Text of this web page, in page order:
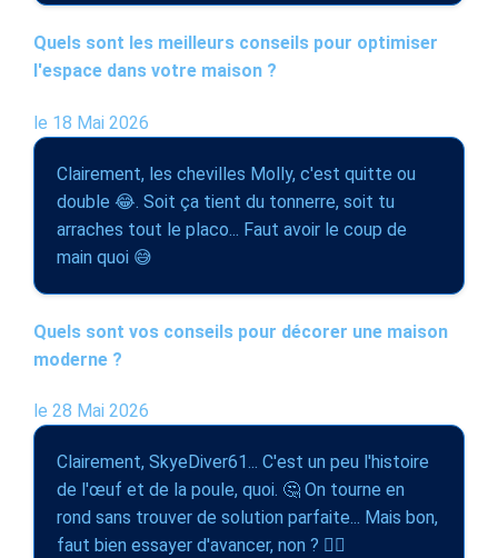
Quels sont les meilleurs conseils pour optimiser
l'espace dans votre maison ?
le 18 Mai 2026
Clairement, les chevilles Molly, c'est quitte ou
double 😂. Soit ça tient du tonnerre, soit tu
arraches tout le placo... Faut avoir le coup de
main quoi 😅
Quels sont vos conseils pour décorer une maison
moderne ?
le 28 Mai 2026
Clairement, SkyeDiver61... C'est un peu l'histoire
de l'œuf et de la poule, quoi. 🤔 On tourne en
rond sans trouver de solution parfaite... Mais bon,
faut bien essayer d'avancer, non ? 🤷‍♀️